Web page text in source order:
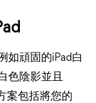
如頑固的iPad白
色陰影並且
案包括將您的